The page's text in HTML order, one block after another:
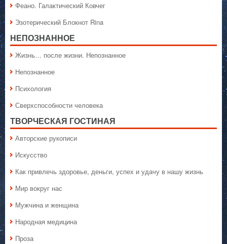
Феано. Галактический Ковчег
Эзотерический Блокнот Rina
НЕПОЗНАННОЕ
Жизнь… после жизни. Непознанное
Непознанное
Психология
Сверхспособности человека
ТВОРЧЕСКАЯ ГОСТИНАЯ
Авторские рукописи
Искусство
Как привлечь здоровье, деньги, успех и удачу в нашу жизнь
Мир вокруг нас
Мужчина и женщина
Народная медицина
Проза